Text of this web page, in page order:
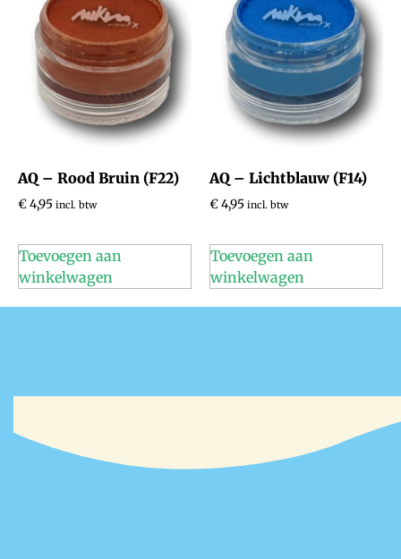
AQ – Rood Bruin (F22)
€4,95 incl. btw
Toevoegen aan
winkelwagen
AQ – Lichtblauw (F14)
€4,95 incl. btw
Toevoegen aan
winkelwagen